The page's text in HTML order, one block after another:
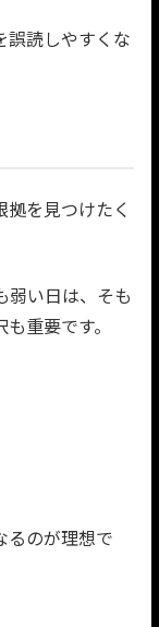
誤読しやすくな
を見つけたく
弱い日は、そも
重要です。
るのが理想で